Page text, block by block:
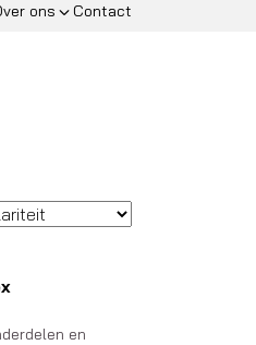
ons Contact
en